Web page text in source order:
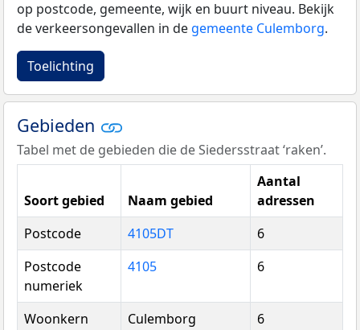
op postcode, gemeente, wijk en buurt niveau. Bekijk
de verkeersongevallen in de gemeente Culemborg.
Toelichting
Gebieden
Tabel met de gebieden die de Siedersstraat ‘raken’.
Soort gebied Naam gebied
Aantal
adressen
Postcode
4105DT
6
Postcode
numeriek
4105 6
Woonkern Culemborg
6